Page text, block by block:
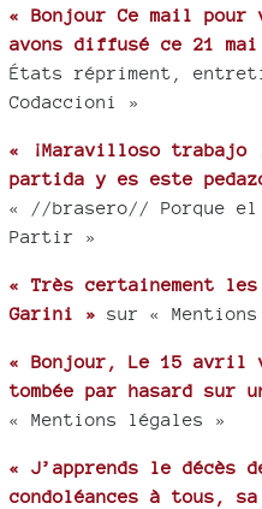
« Bonjour Ce mail pour
avons diffusé ce 21
États répriment,
Codaccioni »
« ¡Maravilloso trabajo
partida y es este
« //brasero// Porque el
Partir »
« Très certainement
Garini » sur «
« Bonjour, Le 15 avril
tombée par hasard sur
« Mentions légales »
« J’apprends le décès
condoléances à tous,